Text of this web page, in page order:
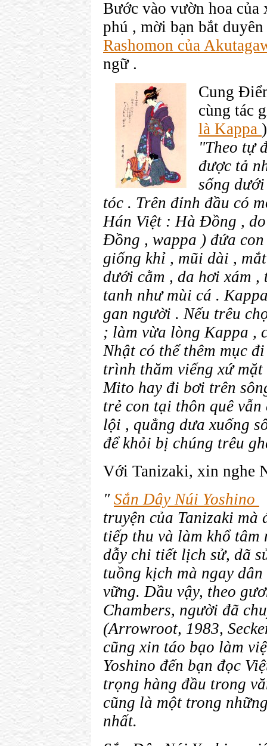
Bước vào vườn hoa
phú , mời bạn bắt
Rashomon của
ngữ .
Cung
cùng tác
là Kappa
"Theo tự
được tả
sống
tóc . Trên đỉnh đầu có
Hán Việt : Hà Đồng ,
Đồng , wappa ) đứa
giống khỉ , mũi dài ,
dưới cằm , da hơi xám ,
tanh như mùi cá .
gan người . Nếu trêu
; làm vừa lòng Kappa ,
Nhật có thể thêm mục
trình thăm viếng xứ
Mito hay đi bơi trên
trẻ con tại thôn quê
lội , quẳng dưa xuống
để khỏi bị chúng trêu
Với Tanizaki, xin nghe
" Sắn Dây Núi Yoshino
truyện của Tanizaki mà
tiếp thu và làm khổ
dẫy chi tiết lịch sử, dã
tuồng kịch mà ngay
vững. Dầu vậy, theo
Chambers, người đã
(Arrowroot, 1983,
cũng xin táo bạo làm
Yoshino đến bạn đọc
trọng hàng đầu trong
cũng là một trong
nhất.